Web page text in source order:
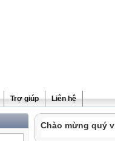
Trợ giúp Liên hệ
Chào mừng quý